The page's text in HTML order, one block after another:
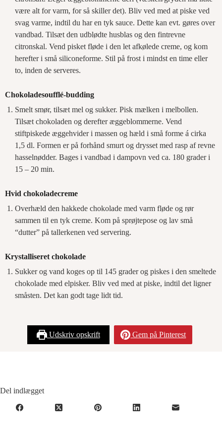
være alt for varm, for så skiller det). Bliv ved med at piske ved
svag varme, indtil du har en tyk sauce. Dette kan evt. gøres over
vandbad. Tilsæt den udblødte husblas og den fintrevne
citronskal. Vend pisket fløde i den let afkølede creme, og kom
herefter i små siliconeforme. Stil på frost i mindst en time eller
to, inden de serveres.
Chokoladesoufflé-budding
Smelt smør, tilsæt mel og sukker. Pisk mælken i melbollen.
Tilsæt chokoladen og derefter æggeblommerne. Vend
stiftpiskede æggehvider i massen og hæld i små forme á cirka
1,5 dl. Formen er på forhånd smurt og drysset med rasp af revne
hasselnødder. Bages i vandbad i dampovn ved ca. 180 grader i
15 – 20 min.
Hvid chokoladecreme
Overhæld den hakkede chokolade med varm fløde og rør
sammen til en tyk creme. Kom på sprøjtepose og lav små
“dutter” på tallerkenen ved servering.
Krystalliseret chokolade
Sukker og vand koges op til 145 grader og piskes i den smeltede
chokolade med elpisker. Bliv ved med at piske, indtil det ligner
småsten. Det kan godt tage lidt tid.
Udskriv opskrift Gem på Pinterest
Del indlægget